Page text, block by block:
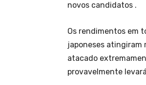
novos candidatos .
Os rendimentos em
japoneses atingiram
atacado
provavelmente